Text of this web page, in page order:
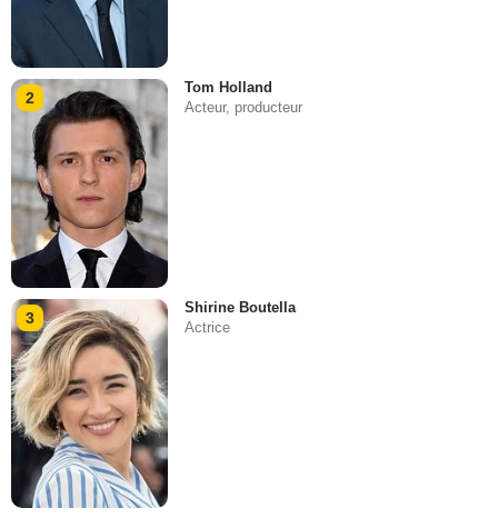
2
Tom Holland
Acteur, producteur
3
Shirine Boutella
Actrice